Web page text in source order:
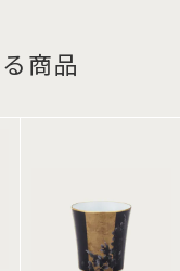
商品